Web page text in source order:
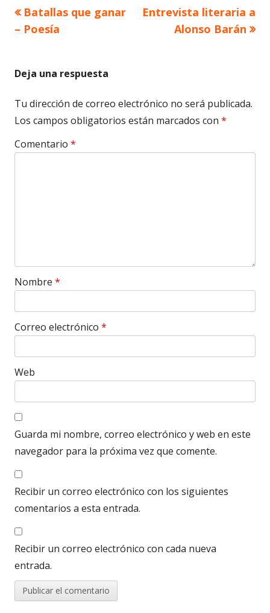
Navegación
entradas
Artículo
anterior
Batallas que ganar
– Poesía
Artículo
siguiente
Entrevista literaria a
Alonso Barán
Deja una respuesta
Tu dirección de correo electrónico no será publicada.
Los campos obligatorios están marcados con *
Comentario *
Nombre *
Correo electrónico *
Web
Guarda mi nombre, correo electrónico y web en este
navegador para la próxima vez que comente.
Recibir un correo electrónico con los siguientes
comentarios a esta entrada.
Recibir un correo electrónico con cada nueva
entrada.